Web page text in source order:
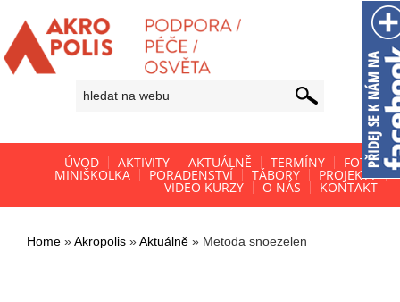
ÚVOD AKTIVITY AKTUÁLNĚ TERMÍNY FOTO
MINIŠKOLKA PORADENSTVÍ TÁBORY PROJEKTY
VIDEO KURZY O NÁS KONTAKT
Home »Akropolis »Aktuálně » Metoda snoezelen